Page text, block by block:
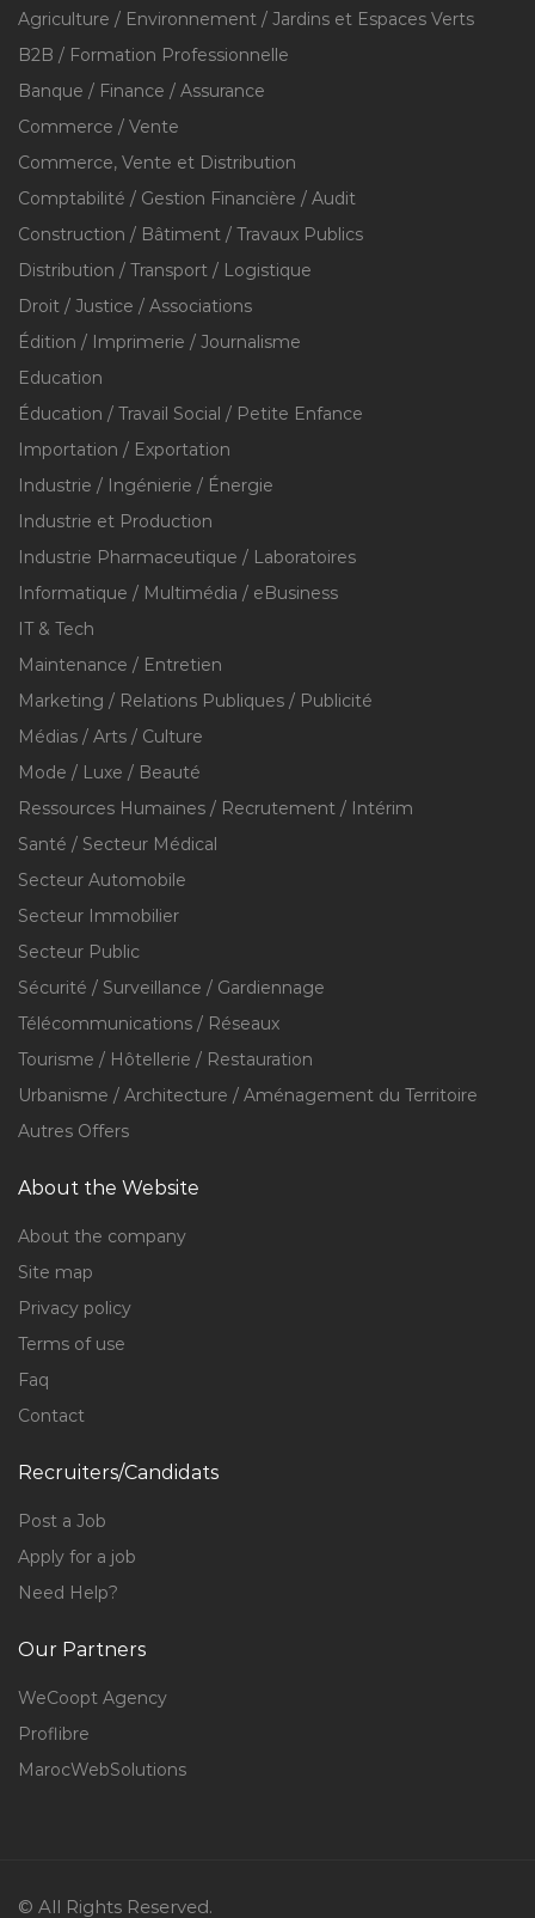
Agriculture / Environnement / Jardins et Espaces Verts
B2B / Formation Professionnelle
Banque / Finance / Assurance
Commerce / Vente
Commerce, Vente et Distribution
Comptabilité / Gestion Financière / Audit
Construction / Bâtiment / Travaux Publics
Distribution / Transport / Logistique
Droit / Justice / Associations
Édition / Imprimerie / Journalisme
Education
Éducation / Travail Social / Petite Enfance
Importation / Exportation
Industrie / Ingénierie / Énergie
Industrie et Production
Industrie Pharmaceutique / Laboratoires
Informatique / Multimédia / eBusiness
IT & Tech
Maintenance / Entretien
Marketing / Relations Publiques / Publicité
Médias / Arts / Culture
Mode / Luxe / Beauté
Ressources Humaines / Recrutement / Intérim
Santé / Secteur Médical
Secteur Automobile
Secteur Immobilier
Secteur Public
Sécurité / Surveillance / Gardiennage
Télécommunications / Réseaux
Tourisme / Hôtellerie / Restauration
Urbanisme / Architecture / Aménagement du Territoire
Autres Offers
About the Website
About the company
Site map
Privacy policy
Terms of use
Faq
Contact
Recruiters/Candidats
Post a Job
Apply for a job
Need Help?
Our Partners
WeCoopt Agency
Proflibre
MarocWebSolutions
© All Rights Reserved.